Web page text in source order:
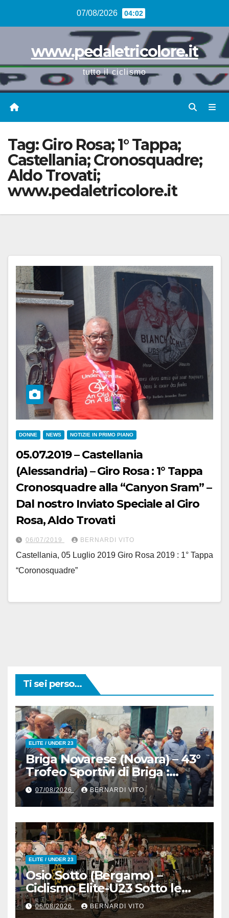
07/08/2026 04:02
www.pedaletricolore.it
tutto il ciclismo
Tag:Giro Rosa; 1° Tappa;
Castellania; Cronosquadre;
Aldo Trovati;
www.pedaletricolore.it
DONNE NEWS NOTIZIE IN PRIMO PIANO
05.07.2019 – Castellania
(Alessandria) – Giro Rosa : 1° Tappa
Cronosquadre alla “Canyon Sram” –
Dal nostro Inviato Speciale al Giro
Rosa, Aldo Trovati
06/07/2019 BERNARDI VITO
Castellania, 05 Luglio 2019 Giro Rosa 2019 : 1° Tappa
“Coronosquadre”
Ti sei perso...
ELITE / UNDER 23
Briga Novarese (Novara) – 43°
Trofeo Sportivi di Briga :
Nicolò Arrighetti è ancora lui
il Re del Muro di San
Colombano
07/08/2026 BERNARDI VITO
ELITE / UNDER 23
Osio Sotto (Bergamo) –
Ciclismo Elite-U23 Sotto le
Stelle : Kevin Bertoncelli (SC
Padovani-Polo Cherry Bank)
06/08/2026 BERNARDI VITO